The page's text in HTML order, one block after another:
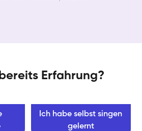
Erfahrung?
Ich habe selbst singen
gelernt